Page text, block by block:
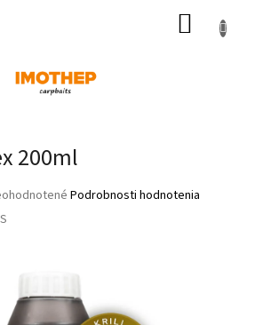
200ml
Podrobnosti hodnotenia